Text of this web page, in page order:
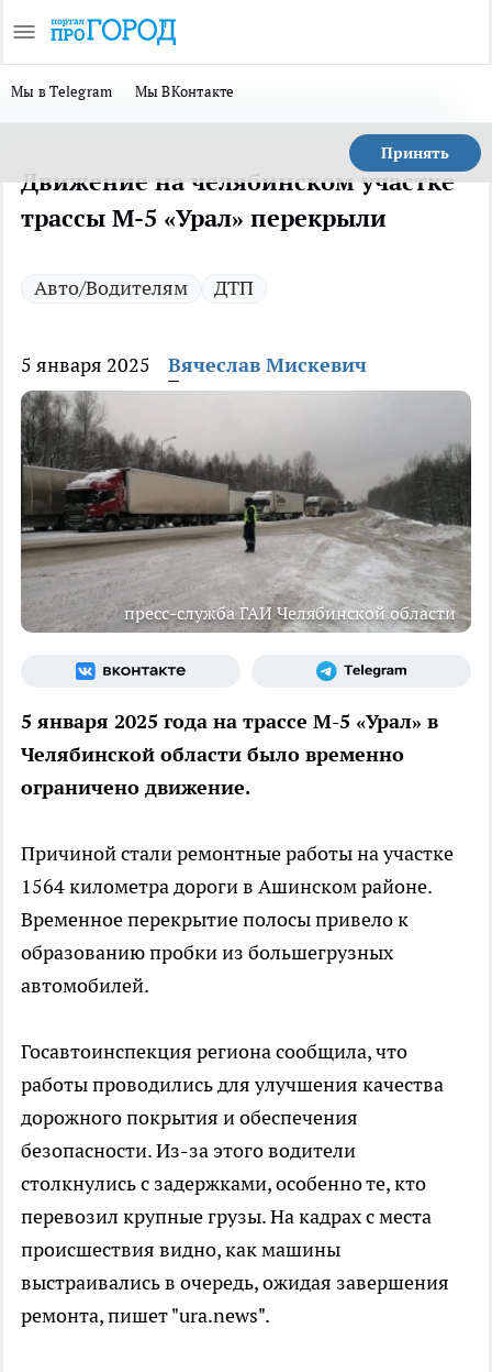
Мы в Telegram Мы ВКонтакте
Принять
Движение на челябинском участке
трассы М-5 «Урал» перекрыли
Авто/Водителям ДТП
5 января 2025 Вячеслав Мискевич
пресс-служба ГАИ Челябинской области
5 января 2025 года на трассе М-5 «Урал» в
Челябинской области было временно
ограничено движение.
Причиной стали ремонтные работы на участке
1564 километра дороги в Ашинском районе.
Временное перекрытие полосы привело к
образованию пробки из большегрузных
автомобилей.
Госавтоинспекция региона сообщила, что
работы проводились для улучшения качества
дорожного покрытия и обеспечения
безопасности. Из-за этого водители
столкнулись с задержками, особенно те, кто
перевозил крупные грузы. На кадрах с места
происшествия видно, как машины
выстраивались в очередь, ожидая завершения
ремонта, пишет "ura.news".